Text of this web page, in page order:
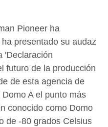
Pioneer ha
presentado su audaz
'Declaración
futuro de la producción
de esta agencia de
A el punto más
conocido como Domo
de -80 grados Celsius